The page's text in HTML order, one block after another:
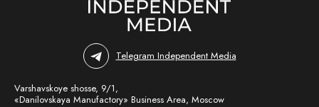
Telegram Independent Media
Varshavskoye shosse, 9/1,
«Danilovskaya Manufactory» Business Area, Moscow